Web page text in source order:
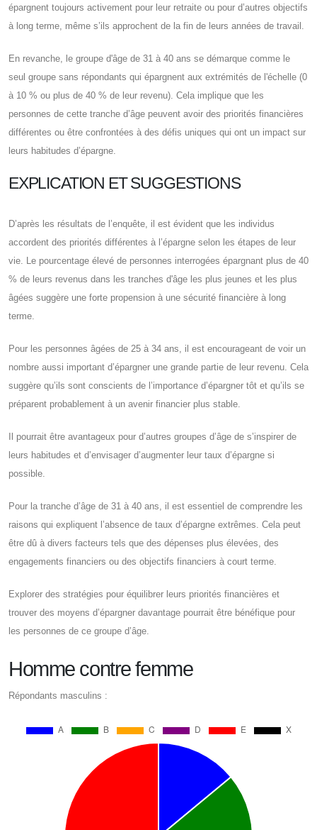
épargnent toujours activement pour leur retraite ou pour d’autres objectifs
à long terme, même s’ils approchent de la fin de leurs années de travail.
En revanche, le groupe d'âge de 31 à 40 ans se démarque comme le
seul groupe sans répondants qui épargnent aux extrémités de l'échelle (0
à 10 % ou plus de 40 % de leur revenu). Cela implique que les
personnes de cette tranche d’âge peuvent avoir des priorités financières
différentes ou être confrontées à des défis uniques qui ont un impact sur
leurs habitudes d’épargne.
EXPLICATION ET SUGGESTIONS
D’après les résultats de l’enquête, il est évident que les individus
accordent des priorités différentes à l’épargne selon les étapes de leur
vie. Le pourcentage élevé de personnes interrogées épargnant plus de 40
% de leurs revenus dans les tranches d'âge les plus jeunes et les plus
âgées suggère une forte propension à une sécurité financière à long
terme.
Pour les personnes âgées de 25 à 34 ans, il est encourageant de voir un
nombre aussi important d’épargner une grande partie de leur revenu. Cela
suggère qu’ils sont conscients de l’importance d’épargner tôt et qu’ils se
préparent probablement à un avenir financier plus stable.
Il pourrait être avantageux pour d’autres groupes d’âge de s’inspirer de
leurs habitudes et d’envisager d’augmenter leur taux d’épargne si
possible.
Pour la tranche d’âge de 31 à 40 ans, il est essentiel de comprendre les
raisons qui expliquent l’absence de taux d’épargne extrêmes. Cela peut
être dû à divers facteurs tels que des dépenses plus élevées, des
engagements financiers ou des objectifs financiers à court terme.
Explorer des stratégies pour équilibrer leurs priorités financières et
trouver des moyens d’épargner davantage pourrait être bénéfique pour
les personnes de ce groupe d’âge.
Homme contre femme
Répondants masculins :